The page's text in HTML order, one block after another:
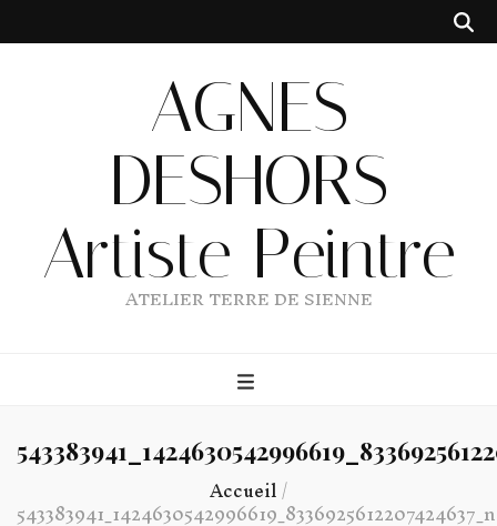
AGNES
DESHORS
Artiste Peintre
ATELIER TERRE DE SIENNE
Accueil/
543383941_1424630542996619_8336925612207424637_n